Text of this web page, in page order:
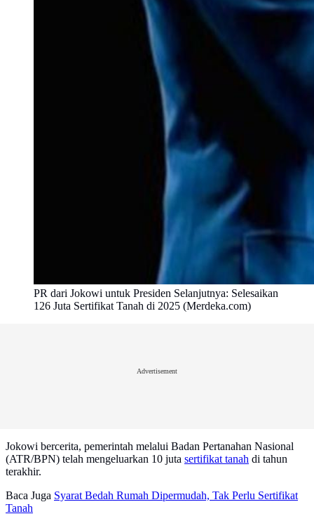
PR dari Jokowi untuk Presiden Selanjutnya: Selesaikan
126 Juta Sertifikat Tanah di 2025 (Merdeka.com)
Advertisement
Jokowi bercerita, pemerintah melalui Badan Pertanahan Nasional
(ATR/BPN) telah mengeluarkan 10 juta sertifikat tanah di tahun
terakhir.
Baca Juga Syarat Bedah Rumah Dipermudah, Tak Perlu Sertifikat
Tanah